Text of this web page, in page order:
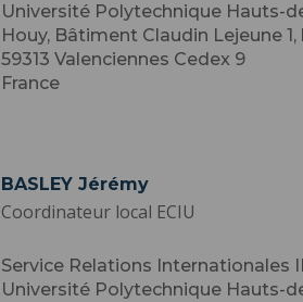
Université Polytechnique Hauts-
Houy, Bâtiment Claudin Lejeune
59313 Valenciennes Cedex 9
France
BASLEY Jérémy
Coordinateur local ECIU
Service Relations Internationales
Université Polytechnique Hauts-